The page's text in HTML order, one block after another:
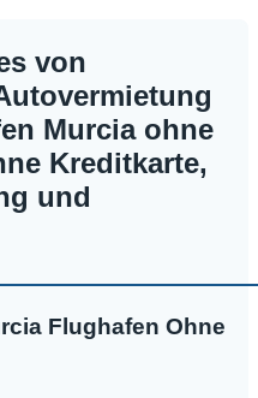
von
Murcia ohne
Kreditkarte,
und
Flughafen Ohne